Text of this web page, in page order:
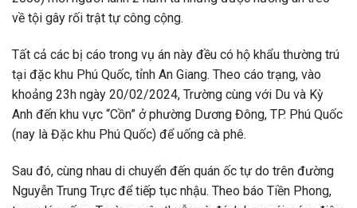
về tội gây rối trật tự công cộng.
Tất cả các bị cáo trong vụ án này đều có hộ khẩu thường trú
tại đặc khu Phú Quốc, tỉnh An Giang. Theo cáo trạng, vào
khoảng 23h ngày 20/02/2024, Trường cùng với Du và Kỳ
Anh đến khu vực “Cồn” ở phường Dương Đông, TP. Phú Quốc
(nay là Đặc khu Phú Quốc) để uống cà phê.
Sau đó, cùng nhau di chuyển đến quán ốc tự do trên đường
Nguyễn Trung Trực để tiếp tục nhậu. Theo báo Tiền Phong,